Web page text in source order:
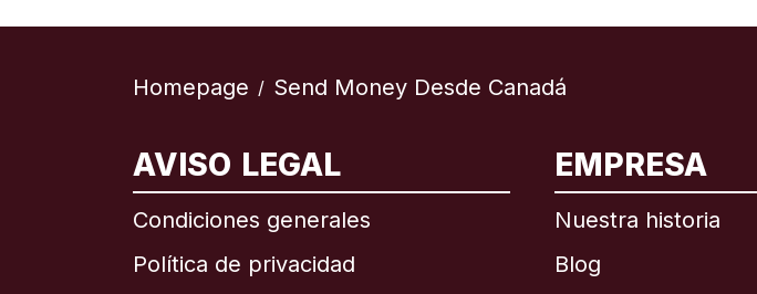
Homepage / Send Money Desde Canadá
AVISO LEGAL
Condiciones generales
Política de privacidad
EMPRESA
Nuestra historia
Blog
Internacional English